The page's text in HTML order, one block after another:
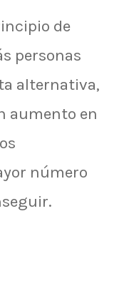
de
personas
alternativa,
aumento en
número